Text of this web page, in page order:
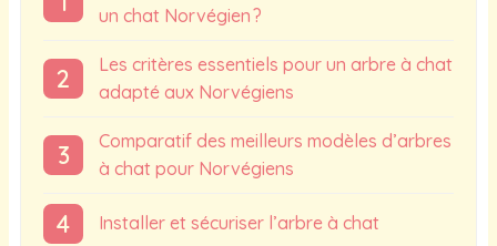
un chat Norvégien ?
Les critères essentiels pour un arbre à chat
adapté aux Norvégiens
Comparatif des meilleurs modèles d’arbres
à chat pour Norvégiens
Installer et sécuriser l’arbre à chat